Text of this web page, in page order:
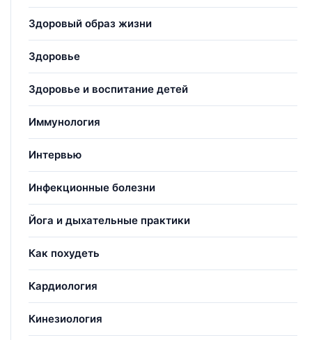
Здоровый образ жизни
Здоровье
Здоровье и воспитание детей
Иммунология
Интервью
Инфекционные болезни
Йога и дыхательные практики
Как похудеть
Кардиология
Кинезиология